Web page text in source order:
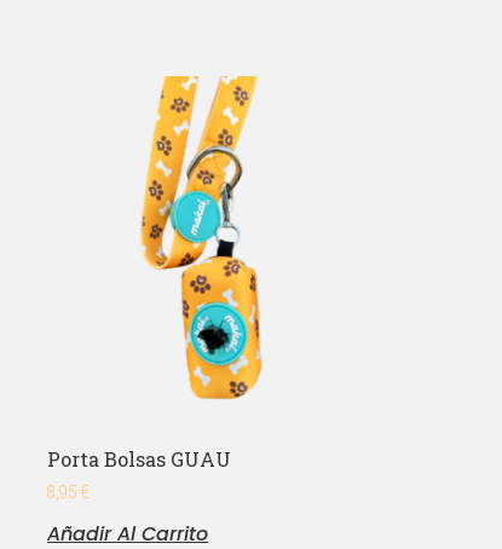
Porta Bolsas GUAU
8,95€
Añadir Al Carrito